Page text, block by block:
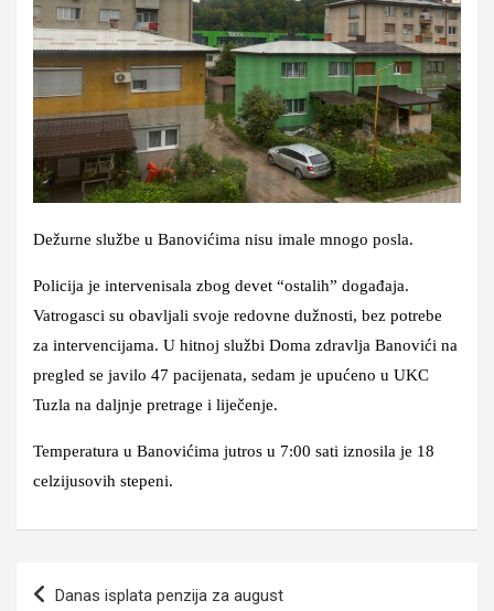
Dežurne službe u Banovićima nisu imale mnogo posla.
Policija je intervenisala zbog devet “ostalih” događaja.
Vatrogasci su obavljali svoje redovne dužnosti, bez potrebe
za intervencijama. U hitnoj službi Doma zdravlja Banovići na
pregled se javilo 47 pacijenata, sedam je upućeno u UKC
Tuzla na daljnje pretrage i liječenje.
Temperatura u Banovićima jutros u 7:00 sati iznosila je 18
celzijusovih stepeni.
Danas isplata penzija za august